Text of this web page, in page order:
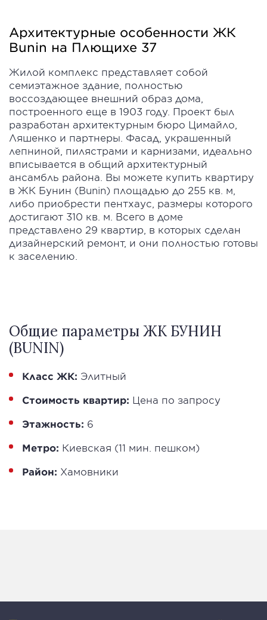
Архитектурные особенности ЖК
Bunin на Плющихе 37
Жилой комплекс представляет собой
семиэтажное здание, полностью
воссоздающее внешний образ дома,
построенного еще в 1903 году. Проект был
разработан архитектурным бюро Цимайло,
Ляшенко и партнеры. Фасад, украшенный
лепниной, пилястрами и карнизами, идеально
вписывается в общий архитектурный
ансамбль района. Вы можете купить квартиру
в ЖК Бунин (Bunin) площадью до 255 кв. м,
либо приобрести пентхаус, размеры которого
достигают 310 кв. м. Всего в доме
представлено 29 квартир, в которых сделан
дизайнерский ремонт, и они полностью готовы
к заселению.
Общие параметры ЖК БУНИН
(BUNIN)
Класс ЖК: Элитный
Стоимость квартир: Цена по запросу
Этажность: 6
Метро: Киевская (11 мин. пешком)
Район: Хамовники